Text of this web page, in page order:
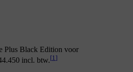
Plus Black Edition voor
incl. btw.[1]